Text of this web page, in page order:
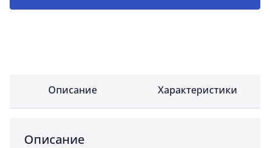
Описание Характеристики
Описание